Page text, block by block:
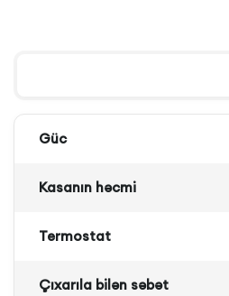
Güc
Kasanın həcmi
Termostat
Çıxarıla bilən səbət